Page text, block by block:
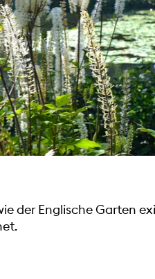
der Englische Garten